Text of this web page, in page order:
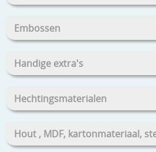
Embossen
Handige extra's
Hechtingsmaterialen
Hout , MDF, kartonmateriaal,